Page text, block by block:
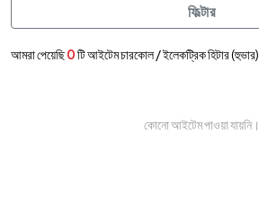
আমরা পেয়েছি0টি আইটেম চারকোল / ইলেকট্রিক হিটার (হুভার)
কোনো আইটেম পাওয়া যায়নি।
ফিল্টার